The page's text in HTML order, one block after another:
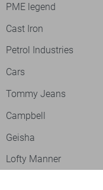
PME legend
Cast Iron
Petrol Industries
Cars
Tommy Jeans
Campbell
Geisha
Lofty Manner